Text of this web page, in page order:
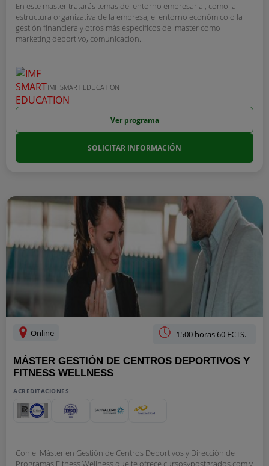
En este master tratarás temas del entorno empresarial, como la
estructura organizativa de la empresa, el entorno económico o la
gestión financiera y otros más específicos del master como
marketing deportivo, comunicacion...
IMF SMART EDUCATION
Ver programa
SOLICITAR INFORMACIÓN
Online 1500 horas 60 ECTS.
MÁSTER GESTIÓN DE CENTROS DEPORTIVOS Y
FITNESS WELLNESS
ACREDITACIONES
Con el Máster en Gestión de Centros Deportivos y Dirección de
Programas Fitness Wellness que te ofrece cursosypostgrados.com y